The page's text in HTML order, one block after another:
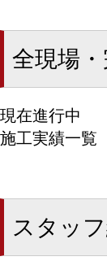
全現場
現在進行中
施工実績一覧
スタッ